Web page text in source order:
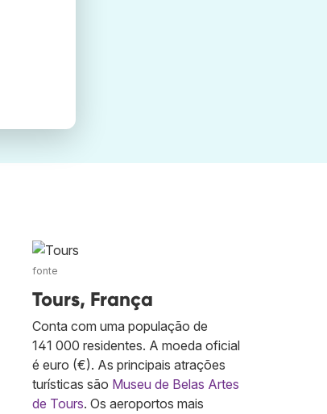
fonte
Tours, França
Conta com uma população de
141 000 residentes. A moeda oficial
é euro (€). As principais atrações
turísticas são Museu de Belas Artes
de Tours. Os aeroportos mais